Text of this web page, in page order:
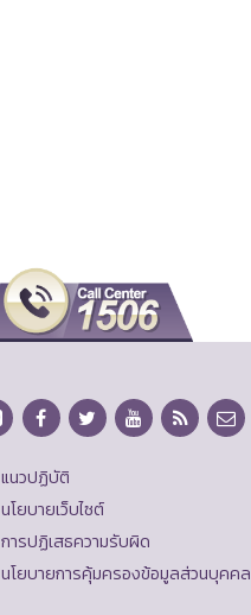
แนวปฏิบัติ
นโยบายเว็บไซต์
การปฏิเสธความรับผิด
นโยบายการคุ้มครองข้อมูลส่วนบุคคล